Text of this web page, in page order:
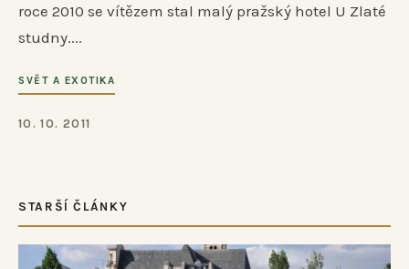
roce 2010 se vítězem stal malý pražský hotel U Zlaté
studny....
SVĚT A EXOTIKA
10. 10. 2011
STARŠÍ ČLÁNKY